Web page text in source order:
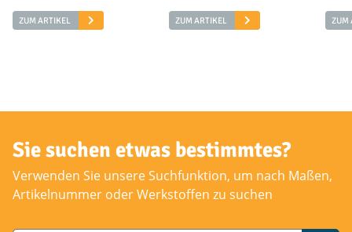
ZUM ARTIKEL ZUM ARTIKEL ZUM
Sie suchen etwas bestimmtes?
Verwenden Sie unsere Suchfunktion, um nach Maßen,
Artikelnummer oder Werkstoffen zu suchen